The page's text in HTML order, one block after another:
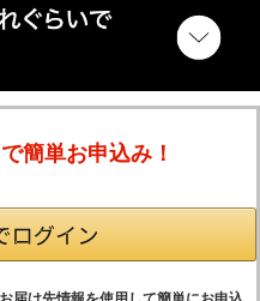
簡単お申込み！